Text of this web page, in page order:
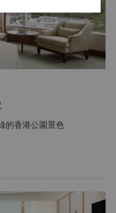
的香港公園景色